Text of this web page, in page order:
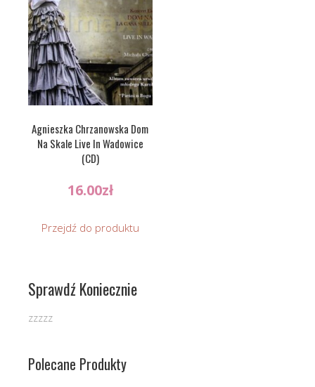
Agnieszka Chrzanowska Dom
Na Skale Live In Wadowice
(CD)
16.00zł
Przejdź do produktu
Sprawdź Koniecznie
zzzzz
Polecane Produkty